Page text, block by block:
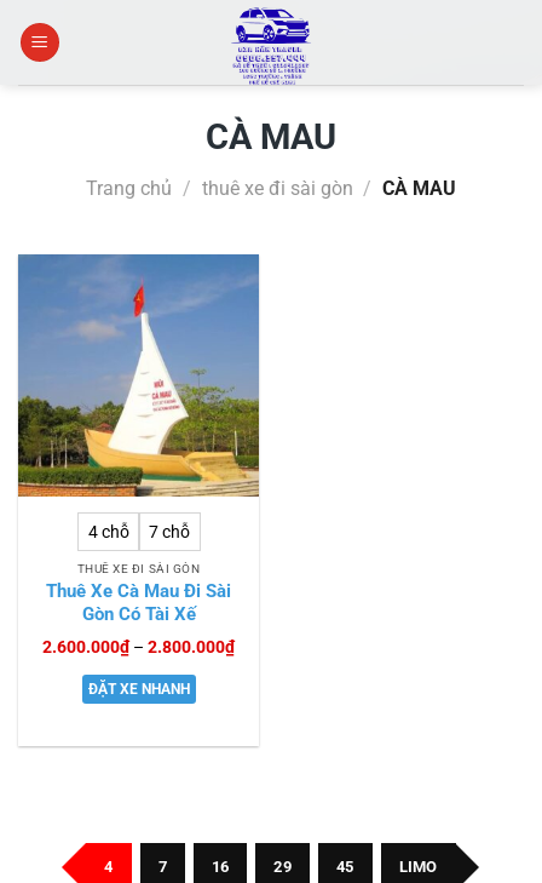
CÀ MAU
Trang chủ / thuê xe đi sài gòn / CÀ MAU
4 chỗ 7 chỗ
THUÊ XE ĐI SÀI GÒN
Thuê Xe Cà Mau Đi Sài
Gòn Có Tài Xế
2.600.000₫ – 2.800.000₫Khoảng
giá:
ĐẶT XE NHANH
4 7 16 29 45 LIMO